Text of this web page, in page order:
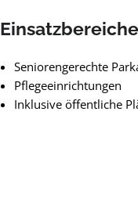
Einsatzbereiche
Seniorengerechte
Pflegeeinrichtungen
Inklusive öffentliche